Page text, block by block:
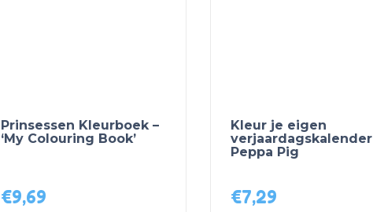
Prinsessen Kleurboek –
‘My Colouring Book’
€9,69
Kleur je eigen
verjaardagskalender
Peppa Pig
€7,29